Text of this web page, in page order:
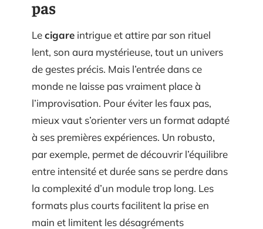
pas
Lecigare intrigue et attire par son rituel
lent, son aura mystérieuse, tout un univers
de gestes précis. Mais l’entrée dans ce
monde ne laisse pas vraiment place à
l’improvisation. Pour éviter les faux pas,
mieux vaut s’orienter vers un format adapté
à ses premières expériences. Un robusto,
par exemple, permet de découvrir l’équilibre
entre intensité et durée sans se perdre dans
la complexité d’un module trop long. Les
formats plus courts facilitent la prise en
main et limitent les désagréments